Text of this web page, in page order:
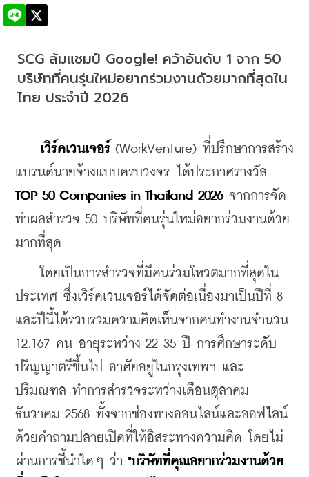
SCG ล้มแชมป์ Google! คว้าอันดับ 1 จาก 50
บริษัทที่คนรุ่นใหม่อยากร่วมงานด้วยมากที่สุดใน
ไทย ประจำปี 2026
เวิร์คเวนเจอร์ (WorkVenture) ที่ปรึกษาการสร้าง
TOP 50 Companies in Thailand 2026 จากการจัด
ทำผลสำรวจ 50 บริษัทที่คนรุ่นใหม่อยากร่วมงานด้วย
มากที่สุด
โดยเป็นการสำรวจที่มีคนร่วมโหวตมากที่สุดใน
ประเทศ ซึ่งเวิร์คเวนเจอร์ได้จัดต่อเนื่องมาเป็นปีที่ 8
และปีนี้ได้รวบรวมความคิดเห็นจากคนทำงานจำนวน
12,167 คน อายุระหว่าง 22-35 ปี การศึกษาระดับ
ปริญญาตรีขึ้นไป อาศัยอยู่ในกรุงเทพฯ และ
ปริมณฑล ทำการสำรวจระหว่างเดือนตุลาคม -
ธันวาคม 2568 ทั้งจากช่องทางออนไลน์และออฟไลน์
ด้วยคำถามปลายเปิดที่ให้อิสระทางความคิด โดยไม่
ผ่านการชี้นำใดๆ ว่า "บริษัทที่คุณอยากร่วมงานด้วย